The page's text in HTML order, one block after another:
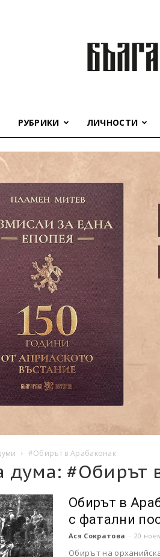
РУБРИКИ ЛИЧНОСТИ
#Обирът в Арабаконак
дума: #Обирът
Обирът в
с фатални
Ася Сократова - 20
Обирът на